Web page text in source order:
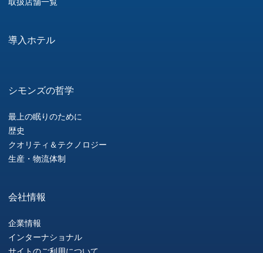
導入ホテル
シモンズの哲学
最上の眠りのために
歴史
クオリティ＆テクノロジー
生産・物流体制
会社情報
企業情報
インターナショナル